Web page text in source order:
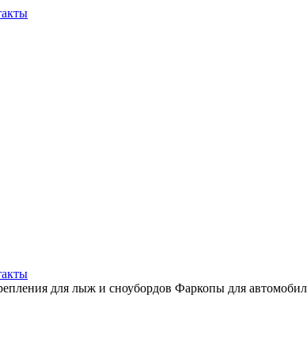
для лыж и сноубордов Фаркопы для